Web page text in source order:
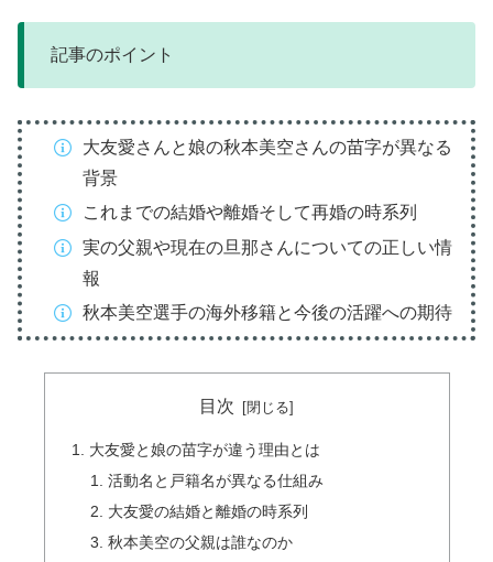
記事のポイント
大友愛さんと娘の秋本美空さんの苗字が異なる
背景
これまでの結婚や離婚そして再婚の時系列
実の父親や現在の旦那さんについての正しい情
報
秋本美空選手の海外移籍と今後の活躍への期待
目次
大友愛と娘の苗字が違う理由とは
活動名と戸籍名が異なる仕組み
大友愛の結婚と離婚の時系列
秋本美空の父親は誰なのか